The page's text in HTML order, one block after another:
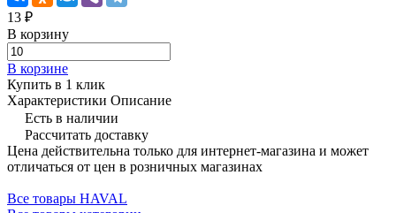
13 ₽
В корзину
В корзине
Купить в 1 клик
Характеристики Описание
Есть в наличии
Рассчитать доставку
Цена действительна только для интернет-магазина и может
отличаться от цен в розничных магазинах
Все товары HAVAL